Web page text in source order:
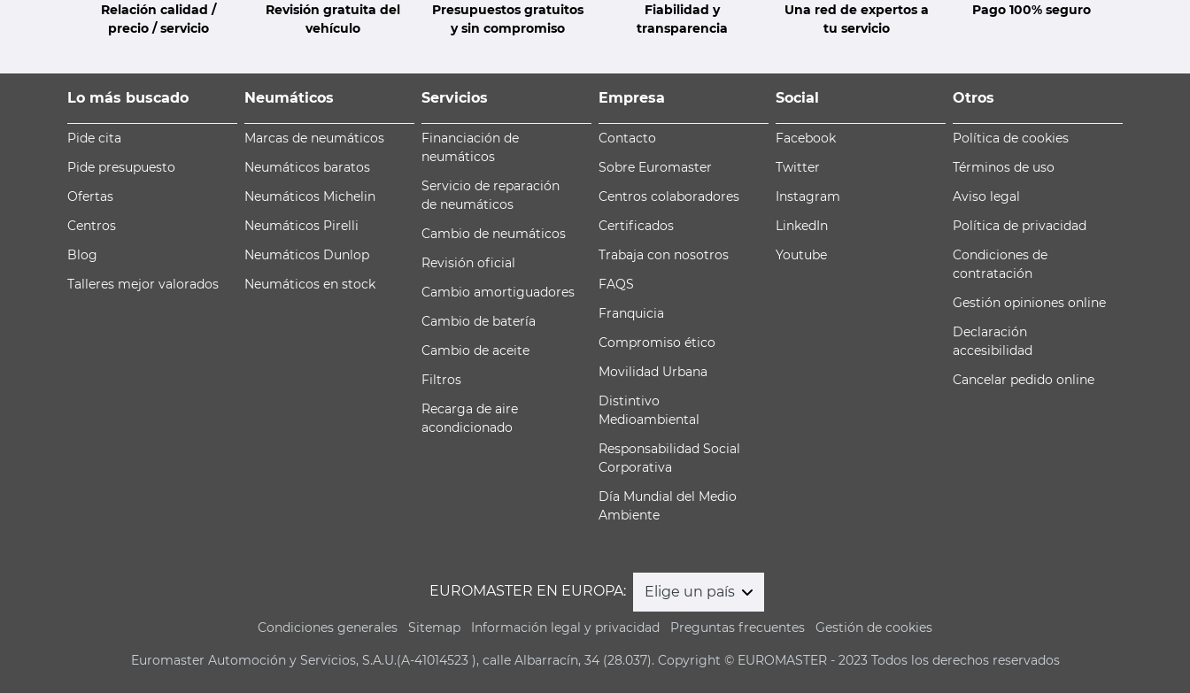
Relación calidad /
precio / servicio
Revisión gratuita del
vehículo
Presupuestos gratuitos
y sin compromiso
Fiabilidad y
transparencia
Una red de expertos a
tu servicio
Pago 100% seguro
Lo más buscado
Pide cita
Pide presupuesto
Ofertas
Centros
Blog
Talleres mejor valorados
Neumáticos
Marcas de neumáticos
Neumáticos baratos
Neumáticos Michelin
Neumáticos Pirelli
Neumáticos Dunlop
Neumáticos en stock
Servicios
Financiación de
neumáticos
Servicio de reparación
de neumáticos
Cambio de neumáticos
Revisión oficial
Cambio amortiguadores
Cambio de batería
Cambio de aceite
Filtros
Recarga de aire
acondicionado
Empresa
Contacto
Sobre Euromaster
Centros colaboradores
Certificados
Trabaja con nosotros
FAQS
Franquicia
Compromiso ético
Movilidad Urbana
Distintivo
Medioambiental
Responsabilidad Social
Corporativa
Día Mundial del Medio
Ambiente
Social
Facebook
Twitter
Instagram
LinkedIn
Youtube
Otros
Política de cookies
Términos de uso
Aviso legal
Política de privacidad
Condiciones de
contratación
Gestión opiniones online
Declaración
accesibilidad
Cancelar pedido online
EUROMASTER EN EUROPA: Elige un país
Condiciones generales Sitemap Información legal y privacidad Preguntas frecuentes Gestión de cookies
Euromaster Automoción y Servicios, S.A.U.(A-41014523 ), calle Albarracín, 34 (28.037). Copyright © EUROMASTER - 2023 Todos los derechos reservados